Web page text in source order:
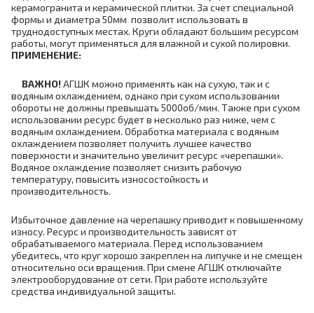
керамогранита и керамической плитки. За счет специальной
формы и диаметра 50мм позволит использовать в
труднодоступных местах. Круги обладают большим ресурсом
работы, могут применяться для влажной и сухой полировки.
ПРИМЕНЕНИЕ:
ВАЖНО!АГШК можно применять как на сухую, так и с
водяным охлаждением, однако при сухом использовании
обороты не должны превышать 5000об/мин. Также при сухом
использовании ресурс будет в несколько раз ниже, чем с
водяным охлаждением. Обработка материала с водяным
охлаждением позволяет получить лучшее качество
поверхности и значительно увеличит ресурс «черепашки».
Водяное охлаждение позволяет снизить рабочую
температуру, повысить износостойкость и
производительность.
Избыточное давление на черепашку приводит к повышенному
износу. Ресурс и производительность зависят от
обрабатываемого материала. Перед использованием
убедитесь, что круг хорошо закреплен на липучке и не смещен
относительно оси вращения. При смене АГШК отключайте
электрооборудование от сети. При работе используйте
средства индивидуальной защиты.